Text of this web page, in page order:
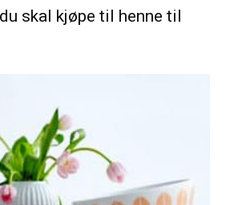
skal kjøpe til henne til